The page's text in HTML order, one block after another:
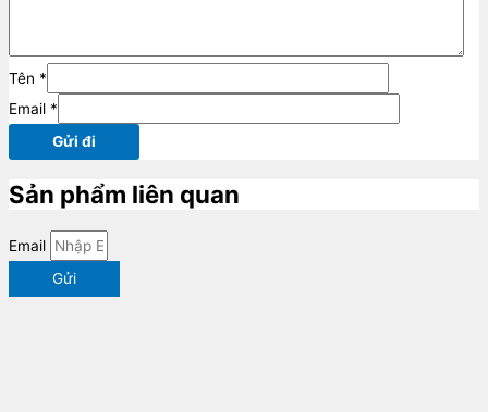
Tên *
Email *
Sản phẩm liên quan
Email
Gửi